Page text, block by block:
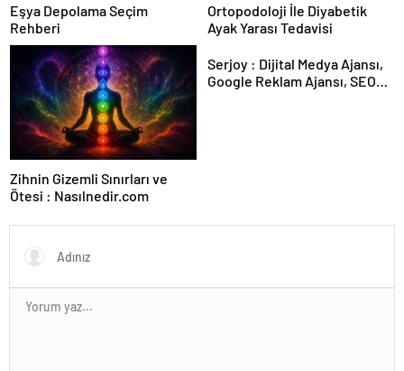
Eşya Depolama Seçim
Rehberi
Ortopodoloji İle Diyabetik
Ayak Yarası Tedavisi
Zihnin Gizemli Sınırları ve
Ötesi : Nasılnedir.com
Serjoy : Dijital Medya Ajansı,
Google Reklam Ajansı, SEO